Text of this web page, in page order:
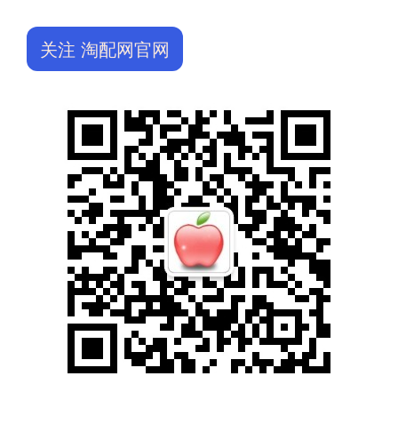
关注 淘配网官网